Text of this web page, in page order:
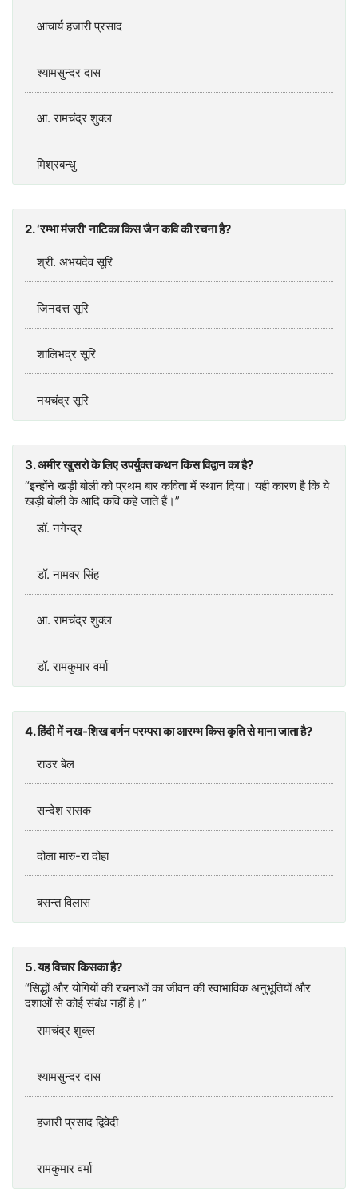
आचार्य हजारी प्रसाद
श्यामसुन्दर दास
आ. रामचंद्र शुक्ल
मिश्रबन्धु
2. ‘रम्भा मंजरी’ नाटिका किस जैन कवि की रचना है?
श्री. अभयदेव सूरि
जिनदत्त सूरि
शालिभद्र सूरि
नयचंद्र सूरि
3. अमीर खुसरो के लिए उपर्युक्त कथन किस विद्वान का है?
“इन्होंने खड़ी बोली को प्रथम बार कविता में स्थान दिया। यही कारण है कि ये
खड़ी बोली के आदि कवि कहे जाते हैं।”
डॉ. नगेन्द्र
डॉ. नामवर सिंह
आ. रामचंद्र शुक्ल
डॉ. रामकुमार वर्मा
4. हिंदी में नख-शिख वर्णन परम्परा का आरम्भ किस कृति से माना जाता है?
राउर बेल
सन्देश रासक
दोला मारु-रा दोहा
बसन्‍त विलास
5. यह विचार किसका है?
“सिद्धों और योगियों की रचनाओं का जीवन की स्वाभाविक अनुभूतियों और
दशाओं से कोई संबंध नहीं है।”
रामचंद्र शुक्ल
श्यामसुन्दर दास
हजारी प्रसाद द्विवेदी
रामकुमार वर्मा